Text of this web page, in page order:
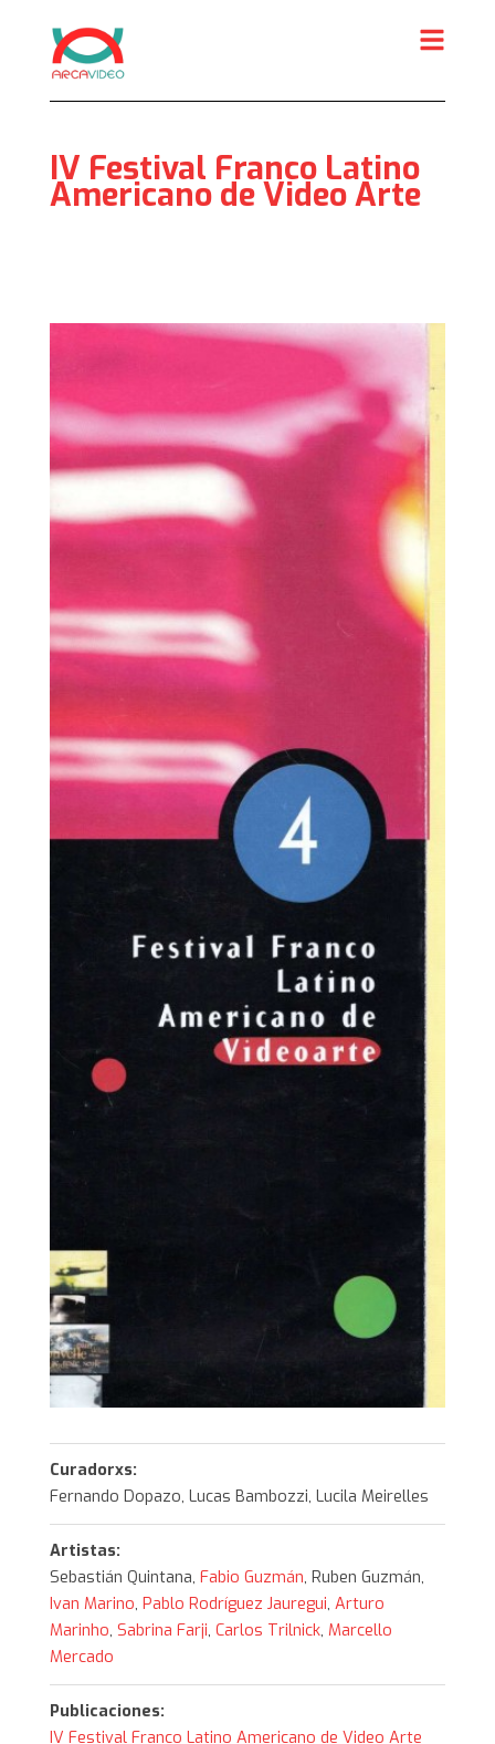
content
IV Festival Franco Latino
Americano de Video Arte
Curadorxs:
Fernando Dopazo, Lucas Bambozzi, Lucila Meirelles
Artistas:
Sebastián Quintana, Fabio Guzmán, Ruben Guzmán,
Ivan Marino, Pablo Rodríguez Jauregui, Arturo
Marinho, Sabrina Farji, Carlos Trilnick, Marcello
Mercado
Publicaciones:
IV Festival Franco Latino Americano de Video Arte